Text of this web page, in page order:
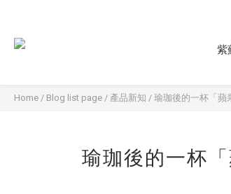
紫
Home / Blog list page / 產品新知 / 瑜珈後的⼀杯「蘋
瑜珈後的⼀杯